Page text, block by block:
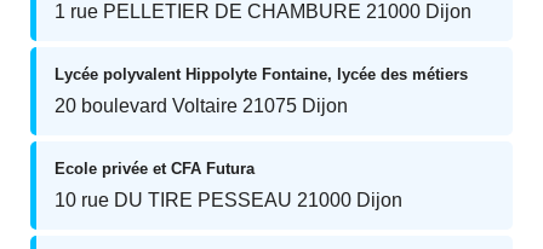
1 rue PELLETIER DE CHAMBURE 21000 Dijon
Lycée polyvalent Hippolyte Fontaine, lycée des métiers
20 boulevard Voltaire 21075 Dijon
Ecole privée et CFA Futura
10 rue DU TIRE PESSEAU 21000 Dijon